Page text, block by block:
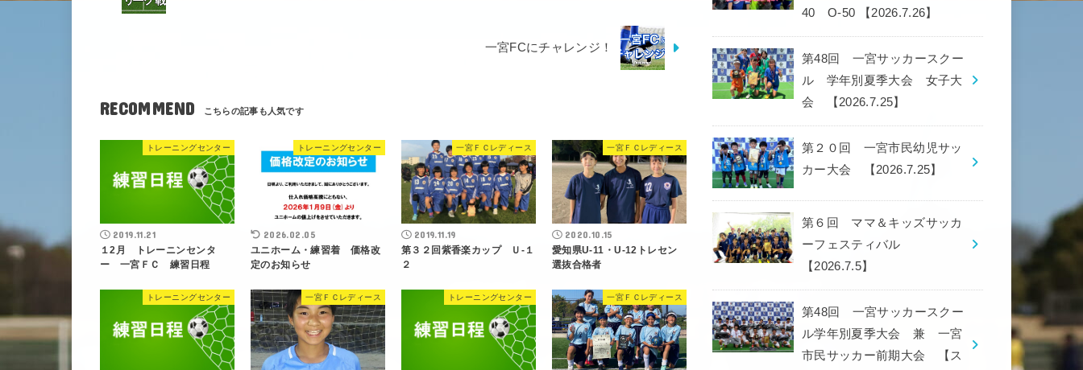
一宮FCにチャレンジ！
RECOMMEND
トレーニングセンター
2019.11.21
１2月 トレーニンセンタ
ー 一宮ＦＣ 練習日程
トレーニングセンター
2026.02.05
ユニホーム・練習着 価格改
定のお知らせ
一宮ＦＣレディース
2019.11.19
第３２回紫香楽カップ Ｕ-１
２
一宮ＦＣレディース
2020.10.15
愛知県U-11・U-12トレセン
選抜合格者
トレーニングセンター 一宮ＦＣレディース トレーニングセンター 一宮ＦＣレディース
40 O-50 【2026.7.26】
第48回 一宮サッカースクー
ル 学年別夏季大会 女子大
会 【2026.7.25】
第２０回 一宮市民幼児サッ
カー大会 【2026.7.25】
第６回 ママ＆キッズサッカ
ーフェスティバル
【2026.7.5】
第48回 一宮サッカースクー
ル学年別夏季大会 兼 一宮
市民サッカー前期大会 【ス